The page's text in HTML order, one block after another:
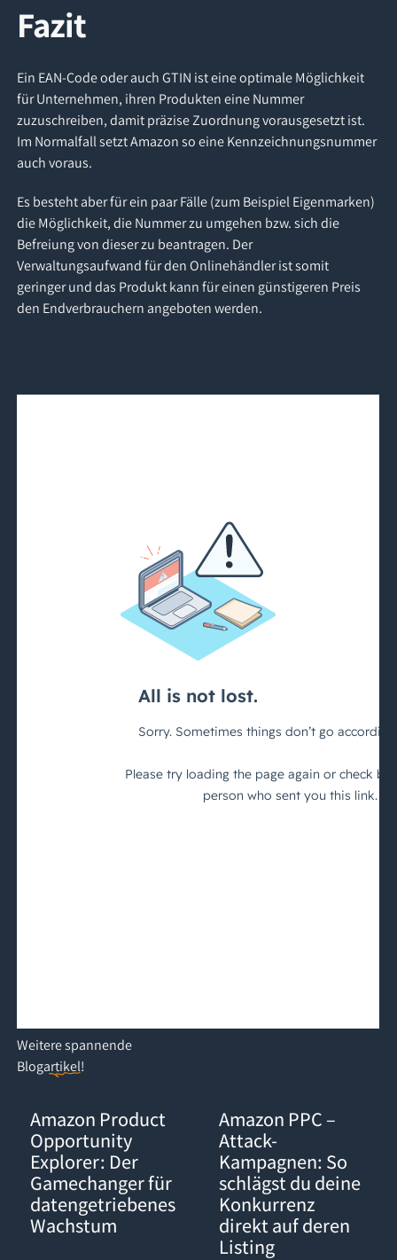
Fazit
Ein EAN-Code oder auch GTIN ist eine optimale Möglichkeit
für Unternehmen, ihren Produkten eine Nummer
zuzuschreiben, damit präzise Zuordnung vorausgesetzt ist.
Im Normalfall setzt Amazon so eine Kennzeichnungsnummer
auch voraus.
Es besteht aber für ein paar Fälle (zum Beispiel Eigenmarken)
die Möglichkeit, die Nummer zu umgehen bzw. sich die
Befreiung von dieser zu beantragen. Der
Verwaltungsaufwand für den Onlinehändler ist somit
geringer und das Produkt kann für einen günstigeren Preis
den Endverbrauchern angeboten werden.
Weiterespannende
Blogartikel!
Amazon Product
Opportunity
Explorer: Der
Gamechanger für
datengetriebenes
Wachstum
Amazon PPC –
Attack-
Kampagnen: So
schlägst du deine
Konkurrenz
direkt auf deren
Listing